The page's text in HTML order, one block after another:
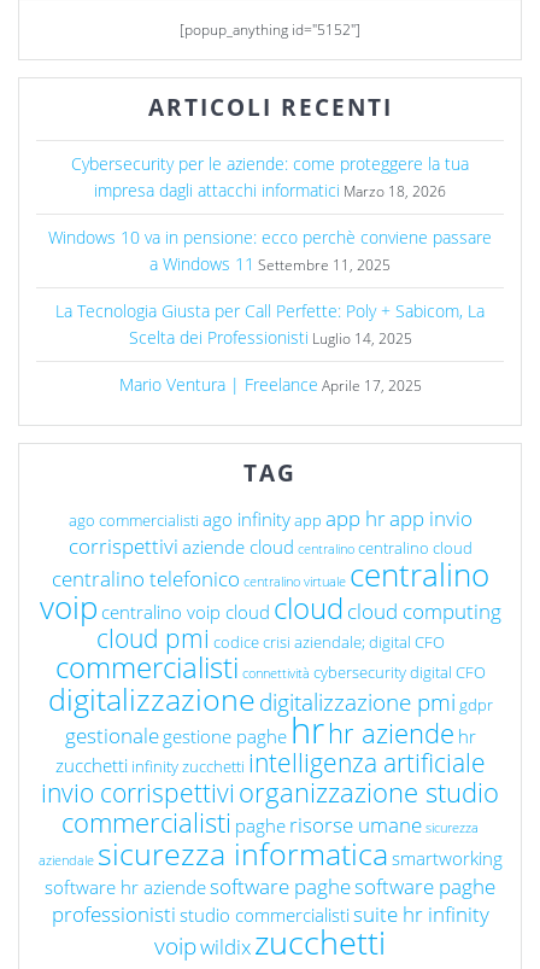
[popup_anything id="5152"]
ARTICOLI RECENTI
Cybersecurity per le aziende: come proteggere la tua
impresa dagli attacchi informatici Marzo 18, 2026
Windows 10 va in pensione: ecco perchè conviene passare
a Windows 11 Settembre 11, 2025
La Tecnologia Giusta per Call Perfette: Poly + Sabicom, La
Scelta dei Professionisti Luglio 14, 2025
Mario Ventura | Freelance Aprile 17, 2025
TAG
ago commercialisti ago infinityapp app hrapp invio
corrispettivi aziende cloud centralino centralino cloud
centralino telefonico centralino virtuale centralino
voip centralino voip cloud cloud cloud computing
cloud pmi codice crisi aziendale; digital CFO
commercialisti connettività cybersecuritydigital CFO
digitalizzazionedigitalizzazione pmi gdpr
gestionale gestione paghe hrhr aziende hr
zucchetti infinity zucchetti intelligenza artificiale
invio corrispettivi organizzazione studio
commercialisti paghe risorse umane sicurezza
aziendale sicurezza informatica smartworking
software hr aziendesoftware paghesoftware paghe
professionisti studio commercialisti suite hr infinity
voipwildixzucchetti